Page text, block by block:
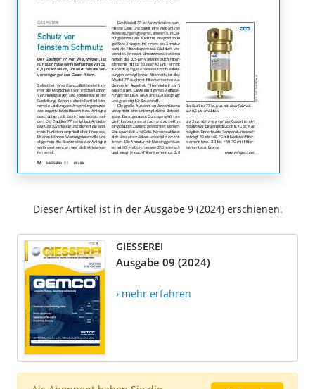
Dieser Artikel ist in der Ausgabe 9 (2024) erschienen.
GIESSEREI
Ausgabe 09 (2024)
› mehr erfahren